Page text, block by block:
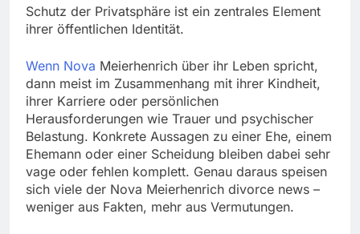
Schutz der Privatsphäre ist ein zentrales Element
ihrer öffentlichen Identität.
Wenn Nova Meierhenrich über ihr Leben spricht,
dann meist im Zusammenhang mit ihrer Kindheit,
ihrer Karriere oder persönlichen
Herausforderungen wie Trauer und psychischer
Belastung. Konkrete Aussagen zu einer Ehe, einem
Ehemann oder einer Scheidung bleiben dabei sehr
vage oder fehlen komplett. Genau daraus speisen
sich viele der Nova Meierhenrich divorce news –
weniger aus Fakten, mehr aus Vermutungen.